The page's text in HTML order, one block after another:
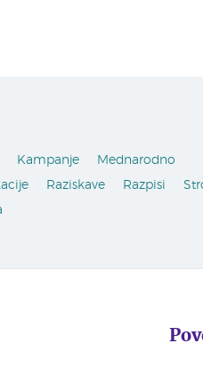
Kampanje
Mednarodno
Raziskave Razpisi